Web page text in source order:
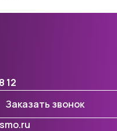
12
Заказать звонок